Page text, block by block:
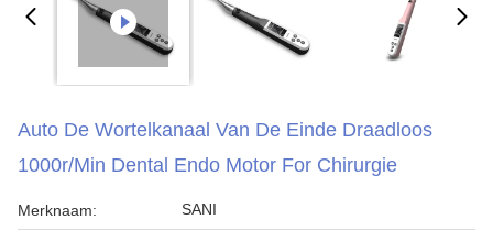
Auto De Wortelkanaal Van De Einde Draadloos
1000r/Min Dental Endo Motor For Chirurgie
Merknaam: SANI